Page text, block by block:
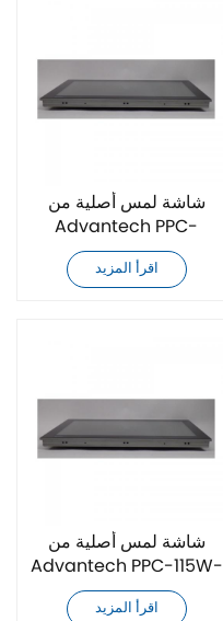
شاشة لمس أصلية من
Advantech PPC-
3181SW-P65B
اقرأ المزيد
شاشة لمس أصلية من
Advantech PPC-115W-
PK91B
اقرأ المزيد